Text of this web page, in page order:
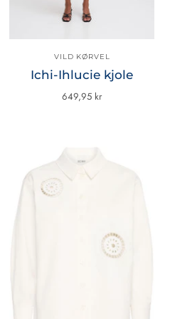
VILD KØRVEL
Ichi-Ihlucie kjole
649,95 kr